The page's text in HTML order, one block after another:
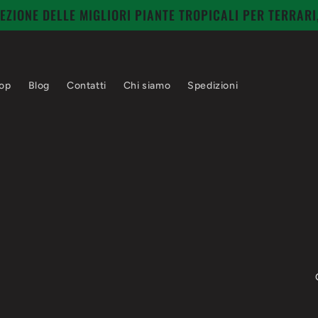
DELLE MIGLIORI PIANTE TROPICALI PER
Blog Contatti Chi siamo Spedizioni